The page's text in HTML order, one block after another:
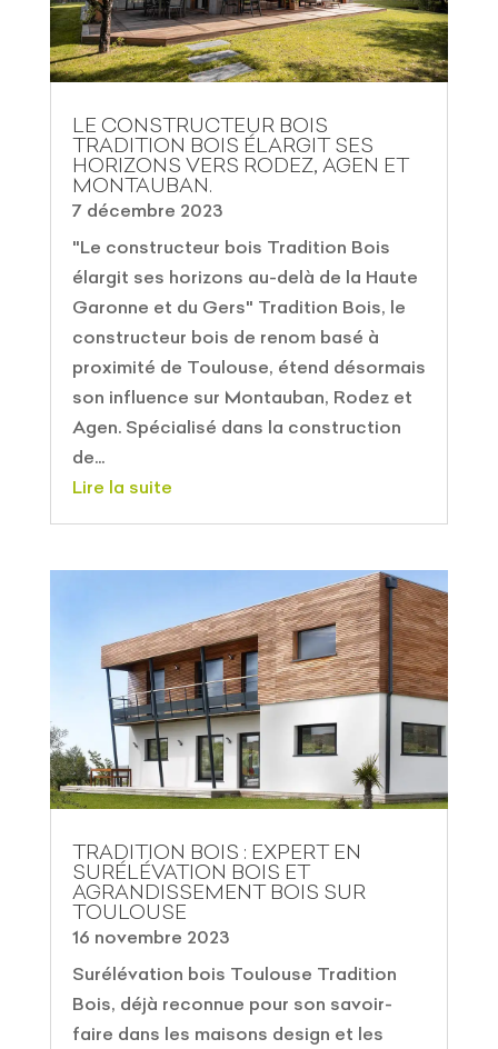
LE CONSTRUCTEUR BOIS
TRADITION BOIS ÉLARGIT SES
HORIZONS VERS RODEZ, AGEN ET
MONTAUBAN.
7 décembre 2023
"Le constructeur bois Tradition Bois
élargit ses horizons au-delà de la Haute
Garonne et du Gers" Tradition Bois, le
constructeur bois de renom basé à
proximité de Toulouse, étend désormais
son influence sur Montauban, Rodez et
Agen. Spécialisé dans la construction
de...
Lire la suite
TRADITION BOIS : EXPERT EN
SURÉLÉVATION BOIS ET
AGRANDISSEMENT BOIS SUR
TOULOUSE
16 novembre 2023
Surélévation bois Toulouse Tradition
Bois, déjà reconnue pour son savoir-
faire dans les maisons design et les